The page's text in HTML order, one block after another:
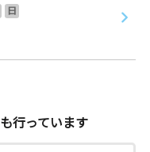
日
も行っています